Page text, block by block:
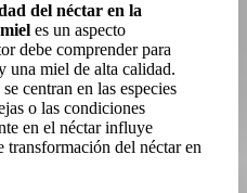
del néctar en la
es un aspecto
debe comprender para
una miel de alta calidad.
centran en las especies
o las condiciones
en el néctar influye
transformación del néctar en